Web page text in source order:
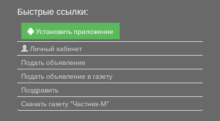
Быстрые ссылки:
Установить приложение
Личный кабинет
Подать объявление
Подать объявление в газету
Поздравить
Скачать газету "Частник-М"